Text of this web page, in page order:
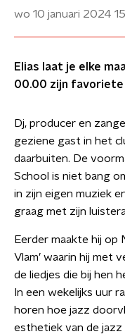
wo 10 januari 2024
Elias laat je elke
00.00 zijn favoriete
Dj, producer en
geziene gast in het
daarbuiten. De
School is niet bang
in zijn eigen muziek
graag met zijn
Eerder maakte hij op
Vlam’ waarin hij met
de liedjes die bij hen
In een wekelijks uur
horen hoe jazz
esthetiek van de